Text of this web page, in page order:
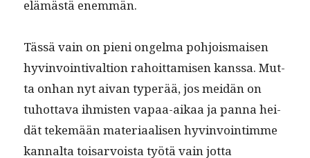
elämästä enemmän.
Tässä vain on pieni ongel­ma pohjo­is­maisen
hyv­in­voin­ti­val­tion rahoit­tamisen kanssa. Mut­
ta onhan nyt aivan type­r­ää, jos mei­dän on
tuhot­ta­va ihmis­ten vapaa-aikaa ja pan­na hei­
dät tekemään mate­ri­aalisen hyv­in­voin­timme
kannal­ta tois­ar­voista työtä vain jot­ta